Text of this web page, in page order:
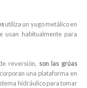
utiliza un yugo metálico en
usan habitualmente para
reversión, son las grúas
una plataforma en
hidráulico para tomar